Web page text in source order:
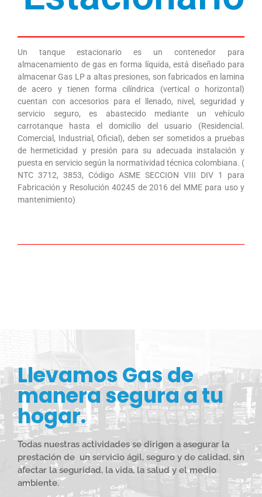
Un tanque estacionario es un contenedor para
almacenamiento de gas en forma líquida, está diseñado para
almacenar Gas LP a altas presiones, son fabricados en lamina
de acero y tienen forma cilíndrica (vertical o horizontal)
cuentan con accesorios para el llenado, nivel, seguridad y
servicio seguro, es abastecido mediante un vehículo
carrotanque hasta el domicilio del usuario (Residencial.
Comercial, Industrial, Oficial), deben ser sometidos a pruebas
de hermeticidad y presión para su adecuada instalación y
puesta en servicio según la normatividad técnica colombiana. (
NTC 3712, 3853, Código ASME SECCION VIII DIV 1 para
Fabricación y Resolución 40245 de 2016 del MME para uso y
mantenimiento)
Llevamos Gas de
manera segura a tu
hogar.
Todas nuestras actividades se dirigen a asegurar la
prestación de un servicio ágil, seguro y de calidad, sin
afectar la seguridad, la vida, la salud y el medio
ambiente.